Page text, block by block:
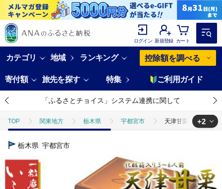
ログイン 新規登録 カート
カテゴリ 地域 ランキング 控除額を調べる
寄付額 旅先を探す 特集 ご利用ガイド
「ふるさとチョイス」システム連携に関して
TOP 関東地方 栃木県 宇都宮市 天津甘栗 化粧箱入
TOP
TOP 和菓子 ほかの和菓子
+2
栃木県 宇都宮市